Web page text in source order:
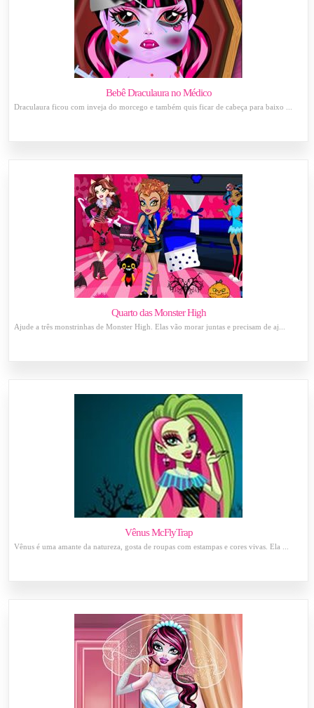
Bebê Draculaura no Médico
Draculaura ficou com inveja do morcego e também quis ficar de cabeça para baixo ...
Quarto das Monster High
Ajude a três monstrinhas de Monster High. Elas vão morar juntas e precisam de aj...
Vênus McFlyTrap
Vênus é uma amante da natureza, gosta de roupas com estampas e cores vivas. Ela ...